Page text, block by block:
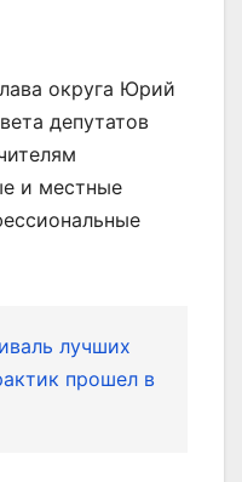
округа Юрий
депутатов
и местные
лучших
прошел в